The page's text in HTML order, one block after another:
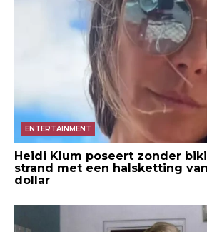
ENTERTAINMENT
Heidi Klum poseert zonder
strand met een halsketting
dollar